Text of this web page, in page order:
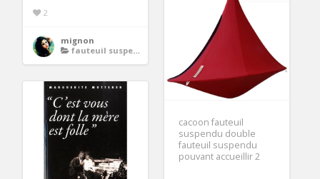
2
mignon
fauteuil suspendu
cacoon fauteuil
suspendu double
fauteuil suspendu
pouvant accueillir 2